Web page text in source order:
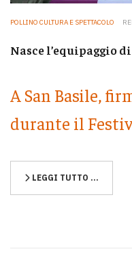
POLLINO CULTURA E SPETTACOLO
Nasce l’equipaggio
A San Basile,
durante il
LEGGI TUTTO …